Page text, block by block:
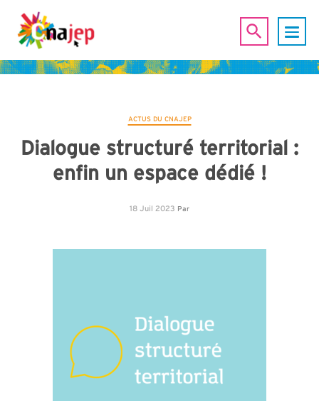
ACTUS DU CNAJEP
Dialogue structuré territorial :
enfin un espace dédié !
18 Juil 2023 Par